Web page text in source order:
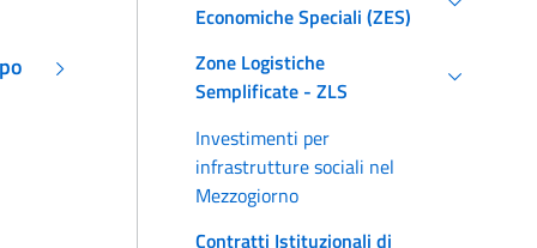
Economiche Speciali (ZES)
Zone Logistiche
Semplificate - ZLS
Investimenti per
infrastrutture sociali nel
Mezzogiorno
Contratti Istituzionali di